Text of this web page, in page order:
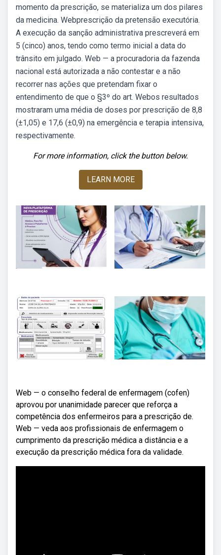
momento da prescrição, se materializa um dos pilares
da medicina. Webprescrição da pretensão executória.
A execução da sanção administrativa prescreverá em
5 (cinco) anos, tendo como termo inicial a data do
trânsito em julgado. Web — a procuradoria da fazenda
nacional está autorizada a não contestar e a não
recorrer nas ações que pretendam fixar o
entendimento de que o §3º do art. Webos resultados
mostraram uma média de doses por prescrição de 8,8
(±1,05) e 17,6 (±0,9) na emergência e terapia intensiva,
respectivamente.
For more information, click the button below.
LEARN MORE
Web — o conselho federal de enfermagem (cofen)
aprovou por unanimidade parecer que reforça a
competência dos enfermeiros para a prescrição de.
Web — veda aos profissionais de enfermagem o
cumprimento da prescrição médica a distância e a
execução da prescrição médica fora da validade.